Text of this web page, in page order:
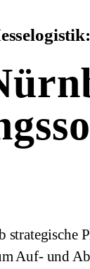
strategische
Auf- und